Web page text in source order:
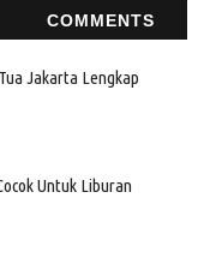
COMMENTS
Jakarta Lengkap
Untuk Liburan